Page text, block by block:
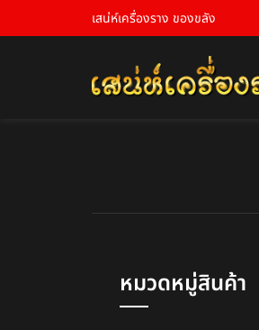
เสน่ห์เครื่องราง ของขลัง
หมวดหมู่สินค้า